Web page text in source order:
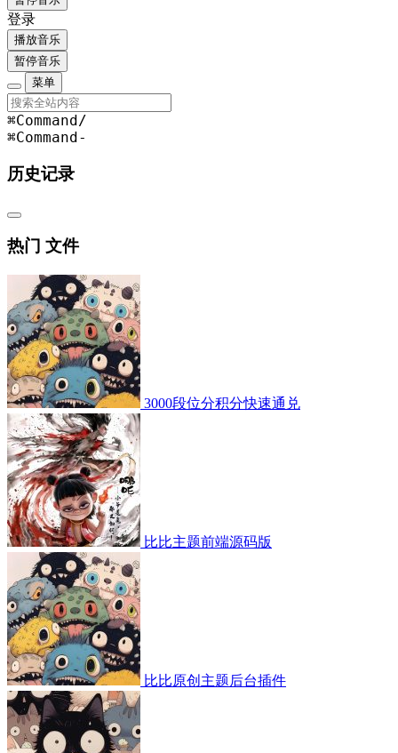
登录
播放音乐
暂停音乐
菜单
⌘Command /
⌘Command -
历史记录
热门 文件
3000段位分积分快速通兑
比比主题前端源码版
比比原创主题后台插件